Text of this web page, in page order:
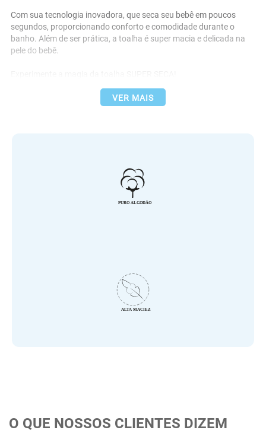
Com sua tecnologia inovadora, que seca seu bebê em poucos
segundos, proporcionando conforto e comodidade durante o
banho. Além de ser prática, a toalha é super macia e delicada na
pele do bebê.
- Detalhes de Orelhinhas no Capuz
- Acabamento em Malha 100% Algodão
- Possui 3 Cores Neutras e Suaves
VER MAIS
O QUE NOSSOS CLIENTES DIZEM